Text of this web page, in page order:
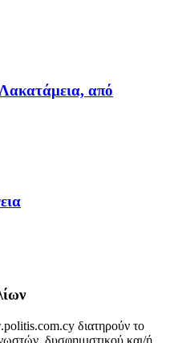
από
διατηρούν το
δυσφημιστικού και/ή